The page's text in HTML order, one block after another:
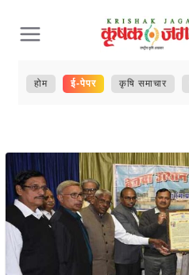
content
होम ई-पेपर कृषि समाचार